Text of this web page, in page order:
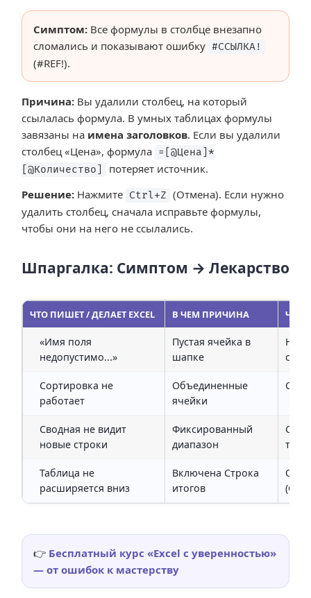
Симптом: Все формулы в столбце внезапно
сломались и показывают ошибку #ССЫЛКА!
(#REF!).
Причина: Вы удалили столбец, на который
ссылалась формула. В умных таблицах формулы
завязаны на имена заголовков. Если вы удалили
столбец «Цена», формула =[@Цена]*
[@Количество]
потеряет источник.
Решение: Нажмите Ctrl+Z (Отмена). Если нужно
удалить столбец, сначала исправьте формулы,
чтобы они на него не ссылались.
Шпаргалка: Симптом → Лекарство
ЧТО ПИШЕТ / ДЕЛАЕТ EXCEL В ЧЕМ ПРИЧИНА ЧТО
«Имя поля
недопустимо...»
Пустая ячейка в
шапке
Сортировка не
работает
Объединенные
ячейки
Сводная не видит
новые строки
Фиксированный
диапазон
Таблица не
расширяется вниз
Включена Строка
итогов
👉 Бесплатный курс «Excel с уверенностью»
— от ошибок к мастерству